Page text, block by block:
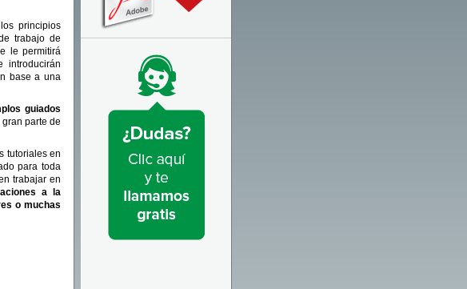
principios
trabajo de
le permitirá
introducirán
base a una
guiados
parte de
tutoriales en
para toda
trabajar en
a la
o muchas